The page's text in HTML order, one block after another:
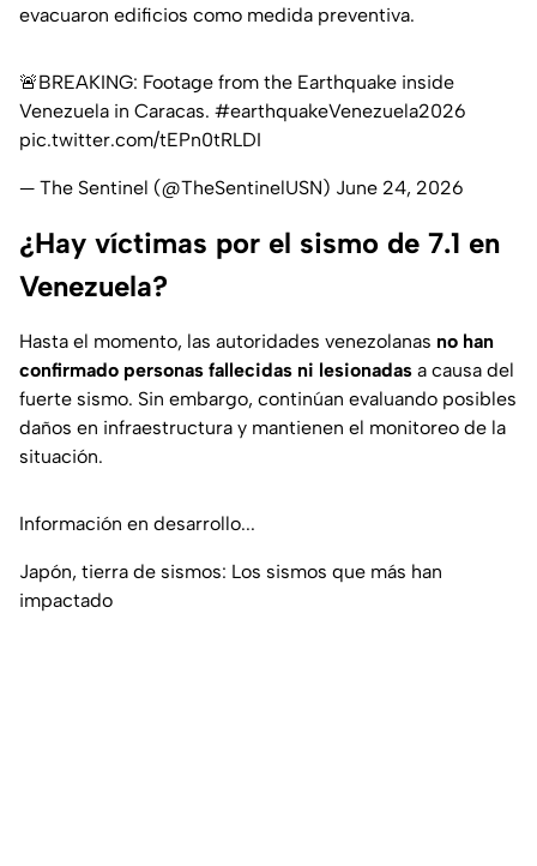
evacuaron edificios como medida preventiva.
🚨BREAKING: Footage from the Earthquake inside
Venezuela in Caracas. #earthquakeVenezuela2026
pic.twitter.com/tEPn0tRLDI
— The Sentinel (@TheSentinelUSN) June 24, 2026
¿Hay víctimas por el sismo de 7.1 en
Venezuela?
Hasta el momento, las autoridades venezolanas no han
confirmado personas fallecidas ni lesionadas a causa del
fuerte sismo. Sin embargo, continúan evaluando posibles
daños en infraestructura y mantienen el monitoreo de la
situación.
Información en desarrollo...
Japón, tierra de sismos: Los sismos que más han
impactado